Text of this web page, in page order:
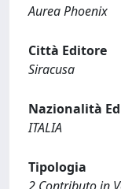
Aurea Phoenix
Città Editore
Siracusa
Nazionalità
ITALIA
Tipologia